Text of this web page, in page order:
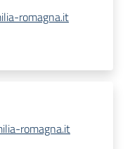
romagna.it
romagna.it